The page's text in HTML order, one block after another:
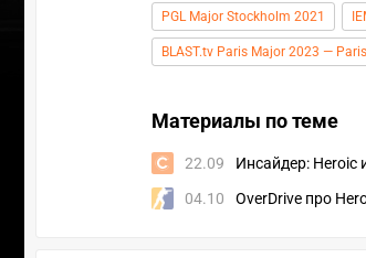
PGL Major Stockholm 2021
BLAST.tv Paris Major 2023 —
Материалы по теме
22.09 Инсайдер: Heroic
04.10 OverDrive про